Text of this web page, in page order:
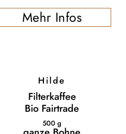
Mehr Infos
Hilde
Filterkaffee
Bio Fairtrade
500 g